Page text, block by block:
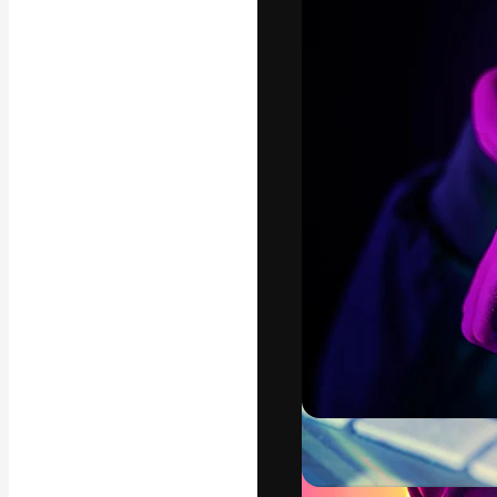
La plateforme
vos meilleurs
d’abonnés :
Français
Copyright © 2010-